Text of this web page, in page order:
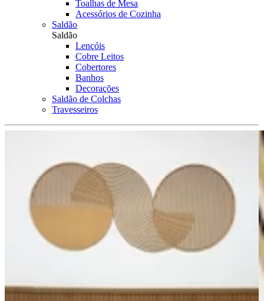
Toalhas de Mesa
Acessórios de Cozinha
Saldão
Saldão
Lençóis
Cobre Leitos
Cobertores
Banhos
Decorações
Saldão de Colchas
Travesseiros